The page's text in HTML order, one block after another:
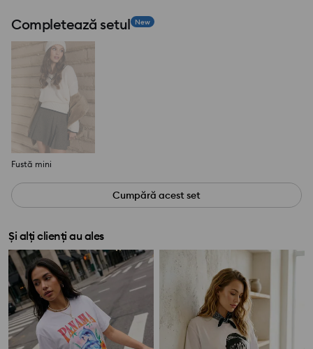
Completează setul New
Fustă mini
Cumpără acest set
Și alți clienți au ales